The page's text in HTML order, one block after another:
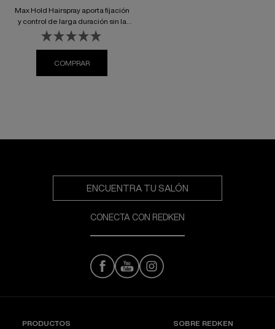
Max Hold Hairspray aporta fijación
y control de larga duración sin la
sensación crujiente/áspera de las
lacas tradicionales. Este producto
fina de secado rápido que asegura
el peinado todo el día.
COMPRAR
ENCUENTRA TU SALÓN
CONECTA CON REDKEN
PRODUCTOS SOBRE REDKEN